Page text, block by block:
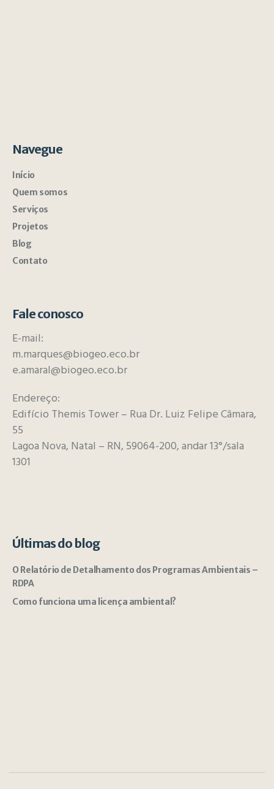
Navegue
Início
Quem somos
Serviços
Projetos
Blog
Contato
Fale conosco
E-mail:
m.marques@biogeo.eco.br
e.amaral@biogeo.eco.br
Endereço:
Edifício Themis Tower – Rua Dr. Luiz Felipe Câmara,
55
Lagoa Nova, Natal – RN, 59064-200, andar 13°/sala
1301
Últimas do blog
O Relatório de Detalhamento dos Programas Ambientais –
RDPA
Como funciona uma licença ambiental?